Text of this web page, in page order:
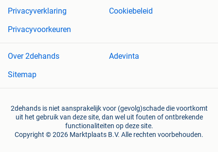
Privacyverklaring
Cookiebeleid
Privacyvoorkeuren
Over 2dehands
Adevinta
Sitemap
2dehands is niet aansprakelijk voor (gevolg)schade die voortkomt
uit het gebruik van deze site, dan wel uit fouten of ontbrekende
functionaliteiten op deze site.
Copyright © 2026 Marktplaats B.V. Alle rechten voorbehouden.